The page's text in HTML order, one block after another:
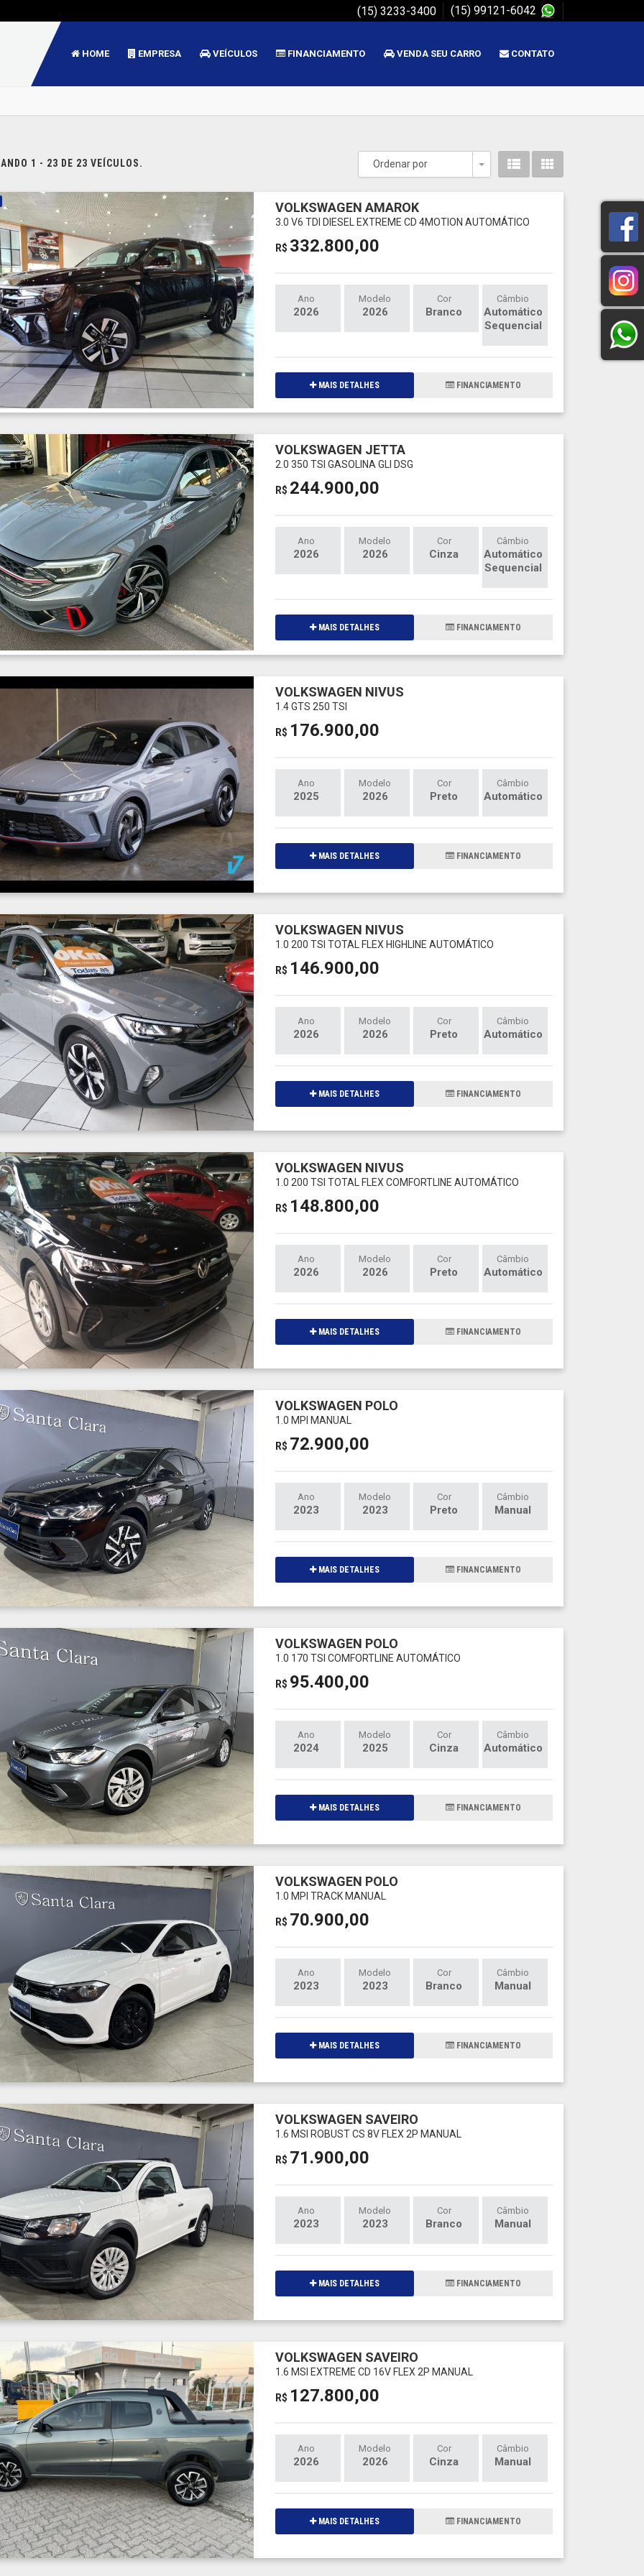
(15) 3233-3400 (15) 99121-6042
HOME EMPRESA VEÍCULOS FINANCIAMENTO VENDA SEU CARRO CONTATO
1 - 23 DE 23 VEÍCULOS. Ordenar por
Toggle Dropdown
VOLKSWAGEN AMAROK
3.0 V6 TDI DIESEL EXTREME CD 4MOTION AUTOMÁTICO
R$ 332.800,00
Ano
2026
Modelo
2026
Cor
Branco
Câmbio
Automático
Sequencial
MAIS DETALHES FINANCIAMENTO
VOLKSWAGEN JETTA
2.0 350 TSI GASOLINA GLI DSG
R$ 244.900,00
Ano
2026
Modelo
2026
Cor
Cinza
Câmbio
Automático
Sequencial
MAIS DETALHES FINANCIAMENTO
VOLKSWAGEN NIVUS
1.4 GTS 250 TSI
R$ 176.900,00
Ano
2025
Modelo
2026
Cor
Preto
Câmbio
Automático
MAIS DETALHES FINANCIAMENTO
VOLKSWAGEN NIVUS
1.0 200 TSI TOTAL FLEX HIGHLINE AUTOMÁTICO
R$ 146.900,00
Ano
2026
Modelo
2026
Cor
Preto
Câmbio
Automático
MAIS DETALHES FINANCIAMENTO
VOLKSWAGEN NIVUS
1.0 200 TSI TOTAL FLEX COMFORTLINE AUTOMÁTICO
R$ 148.800,00
Ano
2026
Modelo
2026
Cor
Preto
Câmbio
Automático
MAIS DETALHES FINANCIAMENTO
VOLKSWAGEN POLO
1.0 MPI MANUAL
R$ 72.900,00
Ano
2023
Modelo
2023
Cor
Preto
Câmbio
Manual
MAIS DETALHES FINANCIAMENTO
VOLKSWAGEN POLO
1.0 170 TSI COMFORTLINE AUTOMÁTICO
R$ 95.400,00
Ano
2024
Modelo
2025
Cor
Cinza
Câmbio
Automático
MAIS DETALHES FINANCIAMENTO
VOLKSWAGEN POLO
1.0 MPI TRACK MANUAL
R$ 70.900,00
Ano
2023
Modelo
2023
Cor
Branco
Câmbio
Manual
MAIS DETALHES FINANCIAMENTO
VOLKSWAGEN SAVEIRO
1.6 MSI ROBUST CS 8V FLEX 2P MANUAL
R$ 71.900,00
Ano
2023
Modelo
2023
Cor
Branco
Câmbio
Manual
MAIS DETALHES FINANCIAMENTO
VOLKSWAGEN SAVEIRO
1.6 MSI EXTREME CD 16V FLEX 2P MANUAL
R$ 127.800,00
Ano
2026
Modelo
2026
Cor
Cinza
Câmbio
Manual
MAIS DETALHES FINANCIAMENTO